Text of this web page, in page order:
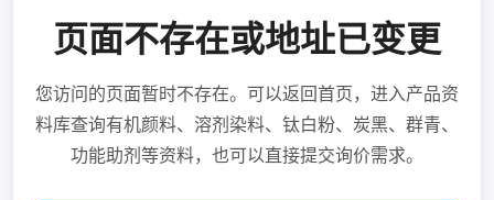
页面不存在或地址已变更
您访问的页面暂时不存在。可以返回首页，进入产品资
料库查询有机颜料、溶剂染料、钛白粉、炭黑、群青、
功能助剂等资料，也可以直接提交询价需求。